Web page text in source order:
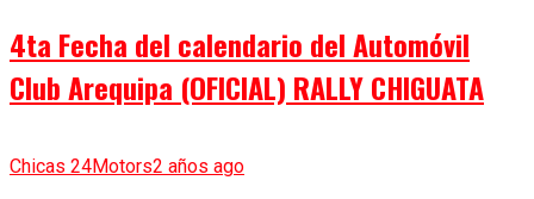
4ta Fecha del calendario del Automóvil
Club Arequipa (OFICIAL) RALLY CHIGUATA
Chicas 24Motors2 años ago